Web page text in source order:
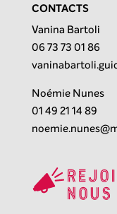
CONTACTS
Vanina Bartoli
06 73 73 01 86
Noémie Nunes
01 49 21 14 89